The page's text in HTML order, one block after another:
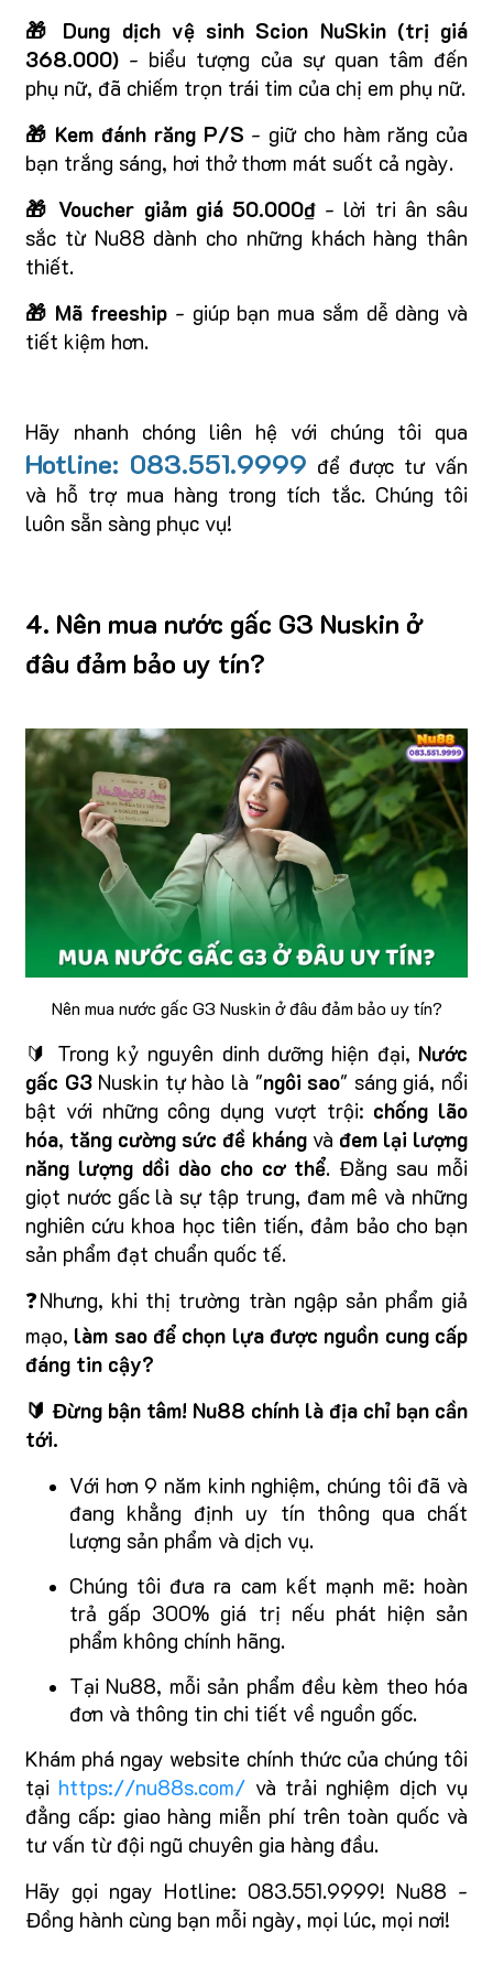
🎁 Dung dịch vệ sinh Scion NuSkin (trị giá
368.000) - biểu tượng của sự quan tâm đến
phụ nữ, đã chiếm trọn trái tim của chị em phụ nữ.
🎁 Kem đánh răng P/S - giữ cho hàm răng của
bạn trắng sáng, hơi thở thơm mát suốt cả ngày.
🎁 Voucher giảm giá 50.000₫ - lời tri ân sâu
sắc từ Nu88 dành cho những khách hàng thân
thiết.
🎁 Mã freeship - giúp bạn mua sắm dễ dàng và
tiết kiệm hơn.
Hãy nhanh chóng liên hệ với chúng tôi qua
Hotline: 083.551.9999 để được tư vấn
và hỗ trợ mua hàng trong tích tắc. Chúng tôi
luôn sẵn sàng phục vụ!
4. Nên mua nước gấc G3 Nuskin ở
đâu đảm bảo uy tín?
Nên mua nước gấc G3 Nuskin ở đâu đảm bảo uy tín?
🔰 Trong kỷ nguyên dinh dưỡng hiện đại, Nước
gấc G3Nuskin tự hào là "ngôi sao" sáng giá, nổi
bật với những công dụng vượt trội: chống lão
hóa, tăng cường sức đề kháng và đem lại lượng
năng lượng dồi dào cho cơ thể. Đằng sau mỗi
giọt nước gấc là sự tập trung, đam mê và những
nghiên cứu khoa học tiên tiến, đảm bảo cho bạn
sản phẩm đạt chuẩn quốc tế.
❓Nhưng, khi thị trường tràn ngập sản phẩm giả
mạo, làm sao để chọn lựa được nguồn cung cấp
đáng tin cậy?
🔰 Đừng bận tâm! Nu88 chính là địa chỉ bạn cần
tới.
Với hơn 9 năm kinh nghiệm, chúng tôi đã và
đang khẳng định uy tín thông qua chất
lượng sản phẩm và dịch vụ.
Chúng tôi đưa ra cam kết mạnh mẽ: hoàn
trả gấp 300% giá trị nếu phát hiện sản
phẩm không chính hãng.
Tại Nu88, mỗi sản phẩm đều kèm theo hóa
đơn và thông tin chi tiết về nguồn gốc.
Khám phá ngay website chính thức của chúng tôi
tại https://nu88s.com/ và trải nghiệm dịch vụ
đẳng cấp: giao hàng miễn phí trên toàn quốc và
tư vấn từ đội ngũ chuyên gia hàng đầu.
Hãy gọi ngay Hotline: 083.551.9999! Nu88 -
Đồng hành cùng bạn mỗi ngày, mọi lúc, mọi nơi!